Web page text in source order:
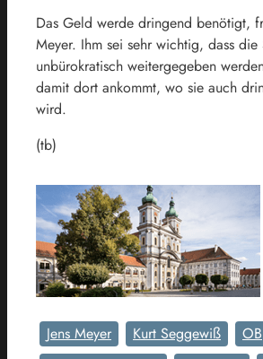
Das Geld werde dringend benötigt,
Meyer. Ihm sei sehr wichtig, dass
unbürokratisch weitergegeben
damit dort ankommt, wo sie auch
wird.
(tb)
Jens Meyer Kurt Seggewiß
OB